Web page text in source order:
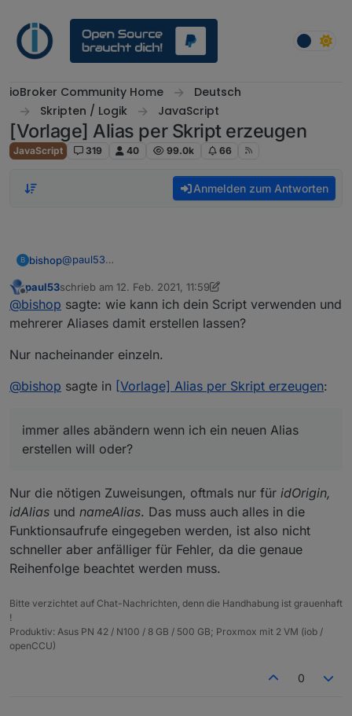
ioBroker Community Home
Deutsch
Skripten / Logik
JavaScript
[Vorlage] Alias per Skript erzeugen
JavaScript 319 40 99.0k 66
Anmelden zum Antworten
B bishop@paul53
wie kann ich dein Script verwenden und mehrerer
Aliases damit erstellen lassen?
ich muss doch in deinem Script immer alles abändern
Offline
paul53schrieb am 12. Feb. 2021, 11:59
zuletzt editiert von paul53 2. Dez. 2021, 12:59
@bishop sagte: wie kann ich dein Script verwenden und
mehrerer Aliases damit erstellen lassen?
Nur nacheinander einzeln.
@bishop sagte in [Vorlage] Alias per Skript erzeugen:
immer alles abändern wenn ich ein neuen Alias
erstellen will oder?
Nur die nötigen Zuweisungen, oftmals nur für idOrigin,
idAlias und nameAlias. Das muss auch alles in die
Funktionsaufrufe eingegeben werden, ist also nicht
schneller aber anfälliger für Fehler, da die genaue
Reihenfolge beachtet werden muss.
Bitte verzichtet auf Chat-Nachrichten, denn die Handhabung ist grauenhaft
!
Produktiv: Asus PN 42 / N100 / 8 GB / 500 GB; Proxmox mit 2 VM (iob /
openCCU)
0